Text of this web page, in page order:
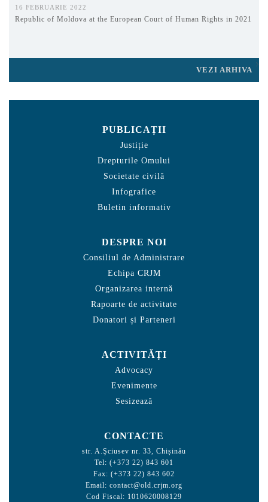
16 FEBRUARIE 2022
Republic of Moldova at the European Court of Human Rights in 2021
VEZI ARHIVA
PUBLICAȚII
Justiție
Drepturile Omului
Societate civilă
Infografice
Buletin informativ
DESPRE NOI
Consiliul de Administrare
Echipa CRJM
Organizarea internă
Rapoarte de activitate
Donatori și Parteneri
ACTIVITĂȚI
Advocacy
Evenimente
Sesizează
CONTACTE
str. A.Şciusev nr. 33, Chișinău
Tel: (+373 22) 843 601
Fax: (+373 22) 843 602
Email: contact@old.crjm.org
Cod Fiscal: 1010620008129